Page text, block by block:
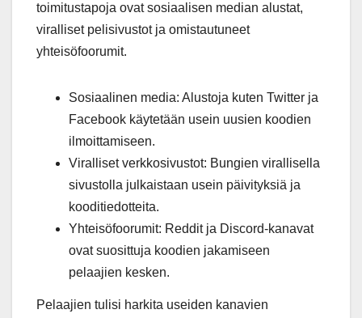
toimitustapoja ovat sosiaalisen median alustat,
viralliset pelisivustot ja omistautuneet
yhteisöfoorumit.
Sosiaalinen media: Alustoja kuten Twitter ja
Facebook käytetään usein uusien koodien
ilmoittamiseen.
Viralliset verkkosivustot: Bungien virallisella
sivustolla julkaistaan usein päivityksiä ja
kooditiedotteita.
Yhteisöfoorumit: Reddit ja Discord-kanavat
ovat suosittuja koodien jakamiseen
pelaajien kesken.
Pelaajien tulisi harkita useiden kanavien